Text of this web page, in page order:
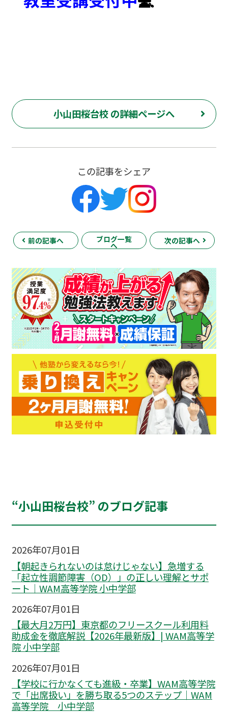
小山田桜台校 の詳細ページへ
この記事をシェア
前の記事へ ブログ一覧
へ
次の記事へ
“小山田桜台校” のブログ記事
2026年07月01日
【朝起きられないのは怠けじゃない】急増する
「起立性調節障害（OD）」の正しい理解とサポ
ート｜WAM高等学院 小中学部
2026年07月01日
【最大月2万円】東京都のフリースクール利用料
助成金を徹底解説【2026年最新版】| WAM高等学
院 小中学部
2026年07月01日
【学校に行かなくても進級・卒業】WAM高等学院
で「出席扱い」を勝ち取る5つのステップ｜WAM
高等学院 小中学部